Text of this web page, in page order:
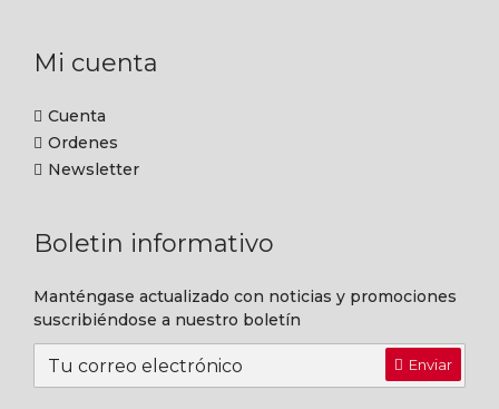
Mi cuenta
Cuenta
Ordenes
Newsletter
Boletin informativo
Manténgase actualizado con noticias y promociones
suscribiéndose a nuestro boletín
Enviar